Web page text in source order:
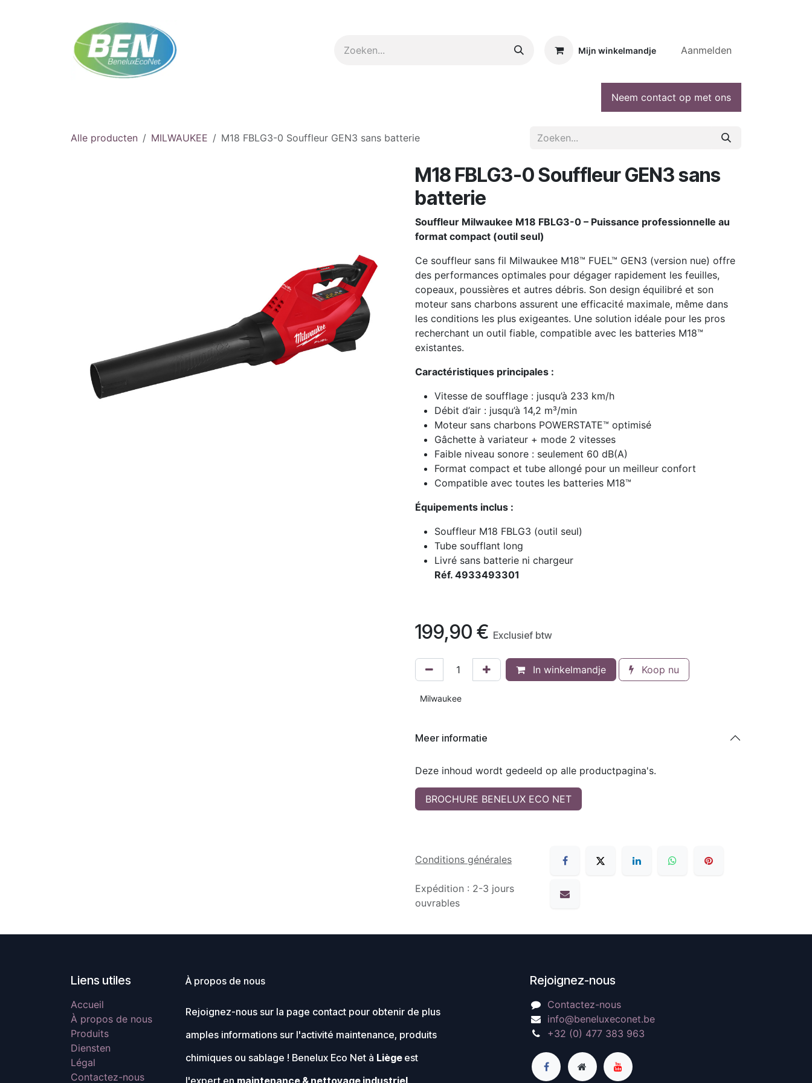
Mijn winkelmandje Aanmelden
Neem contact op met ons
Alle producten MILWAUKEE M18 FBLG3-0 Souffleur GEN3 sans batterie
M18 FBLG3-0 Souffleur GEN3 sans
batterie
Souffleur Milwaukee M18 FBLG3-0 – Puissance professionnelle au
format compact (outil seul)
Ce souffleur sans fil Milwaukee M18™ FUEL™ GEN3 (version nue) offre
des performances optimales pour dégager rapidement les feuilles,
copeaux, poussières et autres débris. Son design équilibré et son
moteur sans charbons assurent une efficacité maximale, même dans
les conditions les plus exigeantes. Une solution idéale pour les pros
recherchant un outil fiable, compatible avec les batteries M18™
existantes.
Caractéristiques principales :
Vitesse de soufflage : jusqu’à 233 km/h
Débit d’air : jusqu’à 14,2 m³/min
Moteur sans charbons POWERSTATE™ optimisé
Gâchette à variateur + mode 2 vitesses
Faible niveau sonore : seulement 60 dB(A)
Format compact et tube allongé pour un meilleur confort
Compatible avec toutes les batteries M18™
Équipements inclus :
Souffleur M18 FBLG3 (outil seul)
Tube soufflant long
Livré sans batterie ni chargeur
Réf. 4933493301
199,90 € Exclusief btw
In winkelmandje Koop nu
Milwaukee
Meer informatie
Deze inhoud wordt gedeeld op alle productpagina's.
BROCHURE BENELUX ECO NET
Conditions générales
Expédition : 2-3 jours
ouvrables
Liens utiles
Accueil
À propos de nous
Produits
Diensten
Légal
Contactez-nous
À propos de nous
Rejoignez-nous sur la page contact pour obtenir de plus
amples informations sur l'activité maintenance, produits
chimiques ou sablage ! Benelux Eco Net à Liège est
l'expert en maintenance & nettoyage industriel
Rejoignez-nous
Contactez-nous
info@beneluxeconet.be
+32 (0) 477 383 963